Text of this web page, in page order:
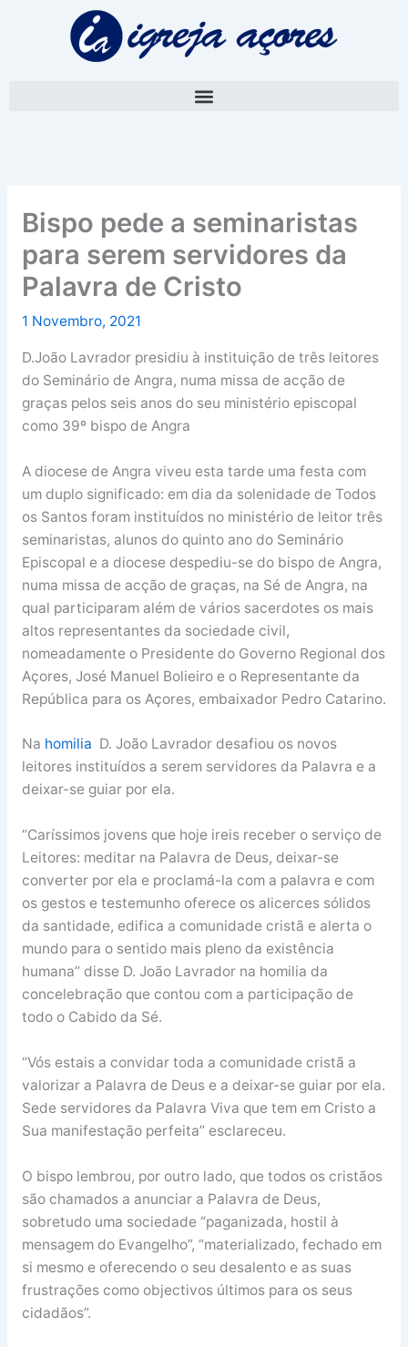
Bispo pede a seminaristas
para serem servidores da
Palavra de Cristo
1 Novembro, 2021
D.João Lavrador presidiu à instituição de três leitores
do Seminário de Angra, numa missa de acção de
graças pelos seis anos do seu ministério episcopal
como 39º bispo de Angra
A diocese de Angra viveu esta tarde uma festa com
um duplo significado: em dia da solenidade de Todos
os Santos foram instituídos no ministério de leitor três
seminaristas, alunos do quinto ano do Seminário
Episcopal e a diocese despediu-se do bispo de Angra,
numa missa de acção de graças, na Sé de Angra, na
qual participaram além de vários sacerdotes os mais
altos representantes da sociedade civil,
nomeadamente o Presidente do Governo Regional dos
Açores, José Manuel Bolieiro e o Representante da
República para os Açores, embaixador Pedro Catarino.
Na homilia D. João Lavrador desafiou os novos
leitores instituídos a serem servidores da Palavra e a
deixar-se guiar por ela.
“Caríssimos jovens que hoje ireis receber o serviço de
Leitores: meditar na Palavra de Deus, deixar-se
converter por ela e proclamá-la com a palavra e com
os gestos e testemunho oferece os alicerces sólidos
da santidade, edifica a comunidade cristã e alerta o
mundo para o sentido mais pleno da existência
humana” disse D. João Lavrador na homilia da
concelebração que contou com a participação de
todo o Cabido da Sé.
“Vós estais a convidar toda a comunidade cristã a
valorizar a Palavra de Deus e a deixar-se guiar por ela.
Sede servidores da Palavra Viva que tem em Cristo a
Sua manifestação perfeita” esclareceu.
O bispo lembrou, por outro lado, que todos os cristãos
são chamados a anunciar a Palavra de Deus,
sobretudo uma sociedade “paganizada, hostil à
mensagem do Evangelho”, “materializado, fechado em
si mesmo e oferecendo o seu desalento e as suas
frustrações como objectivos últimos para os seus
cidadãos”.